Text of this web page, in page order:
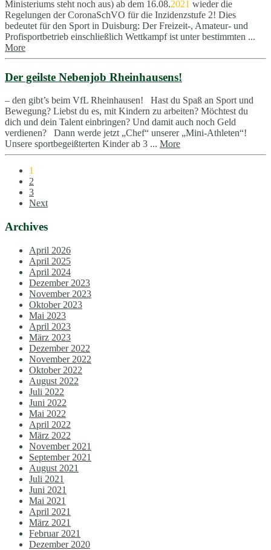
Ministeriums steht noch aus) ab dem 16.08.2021 wieder die
Regelungen der CoronaSchVO für die Inzidenzstufe 2! Dies
bedeutet für den Sport in Duisburg: Der Freizeit-, Amateur- und
Profisportbetrieb einschließlich Wettkampf ist unter bestimmten ...
More
Der geilste Nebenjob Rheinhausens!
– den gibt’s beim VfL Rheinhausen! Hast du Spaß an Sport und
Bewegung? Liebst du es, mit Kindern zu arbeiten? Möchtest du
dich und dein Talent einbringen? Und damit auch noch Geld
verdienen? Dann werde jetzt „Chef“ unserer „Mini-Athleten“!
Unsere sportbegeißterten Kinder ab 3 ... More
1
2
3
Next
Archives
April 2026
April 2025
April 2024
Dezember 2023
November 2023
Oktober 2023
Mai 2023
April 2023
März 2023
Dezember 2022
November 2022
Oktober 2022
August 2022
Juli 2022
Juni 2022
Mai 2022
April 2022
März 2022
November 2021
September 2021
August 2021
Juli 2021
Juni 2021
Mai 2021
April 2021
März 2021
Februar 2021
Dezember 2020